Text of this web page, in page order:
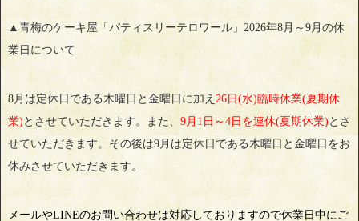
▲青梅のケーキ屋「パティスリーテロワール」2026年8月～9月の休
業日について
8月は定休日である木曜日と金曜日に加え 26日(水)臨時休業(夏期休
業) とさせていただきます。また、9月1日～4日を連休(夏期休業) とさ
せていただきます。その後は9月は定休日である木曜日と金曜日をお
休みさせていただきます。
メールやLINEのお問い合わせは対応しておりますので休業日中にご